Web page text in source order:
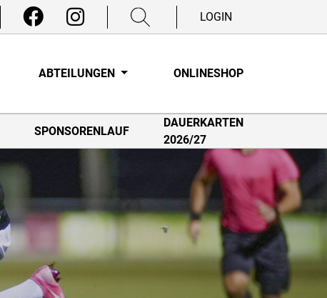
LOGIN
ABTEILUNGEN ONLINESHOP
SPONSORENLAUF
DAUERKARTEN
2026/27